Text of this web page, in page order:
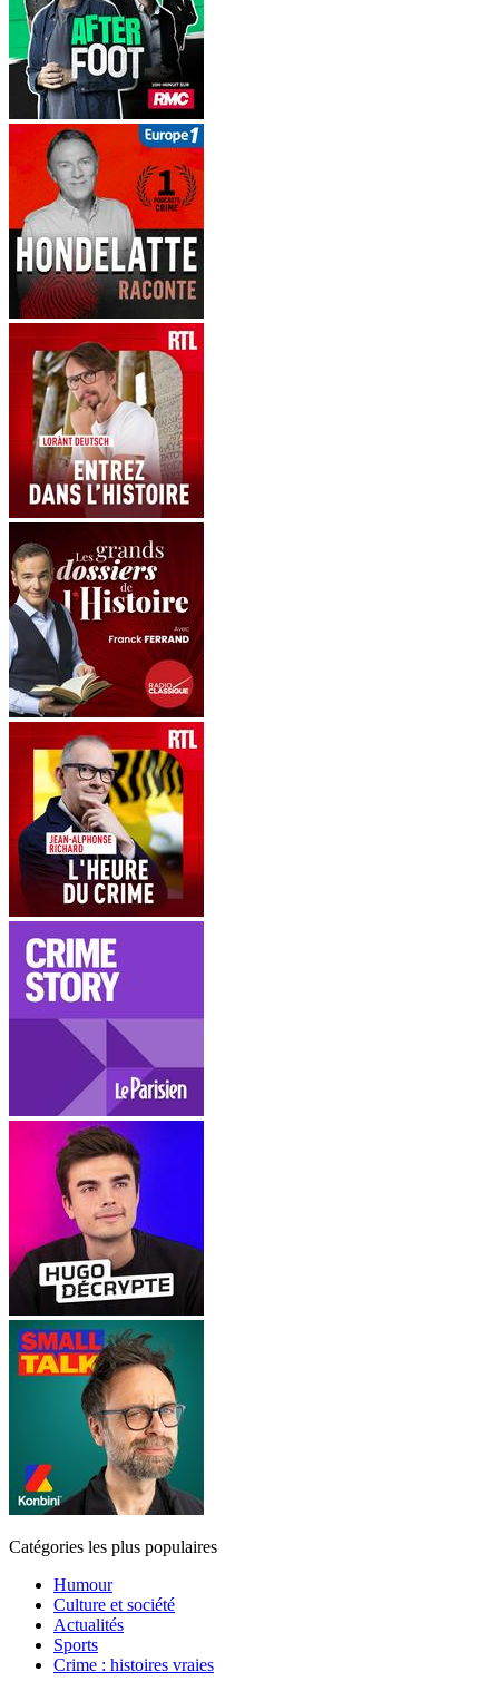
Catégories les plus populaires
Humour
Culture et société
Actualités
Sports
Crime : histoires vraies